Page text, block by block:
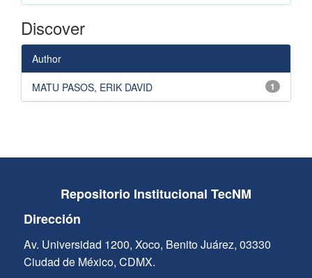
Discover
Author
1
MATU PASOS, ERIK DAVID
Repositorio Institucional TecNM
Dirección
Av. Universidad 1200, Xoco, Benito Juárez, 03330
Ciudad de México, CDMX.